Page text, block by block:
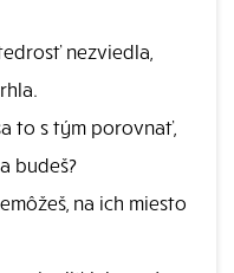
nezviedla,
to s tým porovnať,
budeš?
na ich miesto